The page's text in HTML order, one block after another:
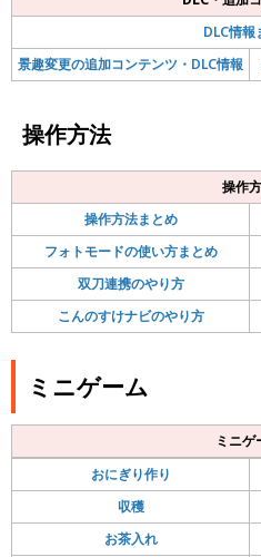
DLC情報
景趣変更の追加コンテンツ・DLC情報
操作方法
操作
操作方法まとめ
フォトモードの使い方まとめ
双刀連携のやり方
こんのすけナビのやり方
ミニゲーム
ミニゲ
おにぎり作り
収穫
お茶入れ